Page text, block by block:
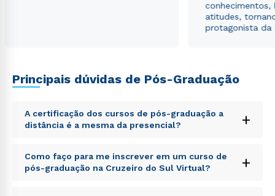
conhecimentos,
atitudes,
protagonista da
Principais dúvidas de Pós-Graduação
A certificação dos cursos de pós-graduação a
distância é a mesma da presencial?
+
Sed ut perspiciatis unde omnis iste natus error sit
voluptatem accusantium doloremque laudantium,
totam rem aperiam, eaque ipsa quae ab illo inventore
Como faço para me inscrever em um curso de
pós-graduação na Cruzeiro do Sul Virtual?
+